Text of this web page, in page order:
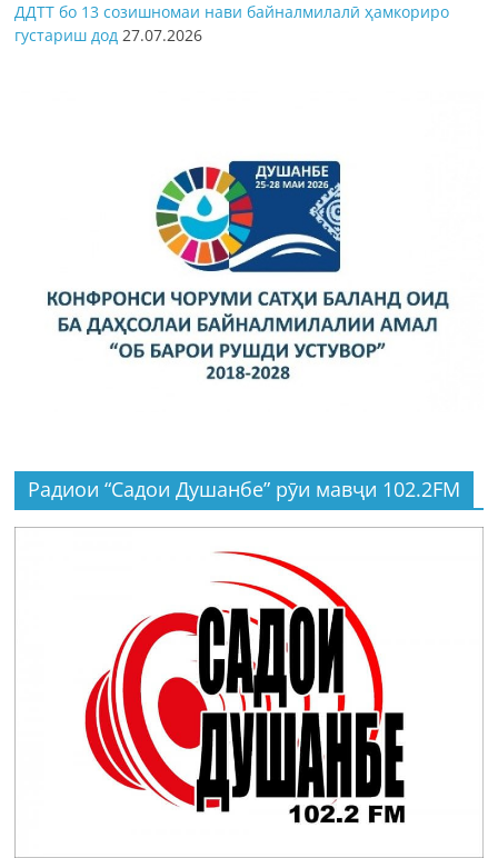
ДДТТ бо 13 созишномаи нави байналмилалӣ ҳамкориро
густариш дод 27.07.2026
Радиои “Садои Душанбе” рӯи мавҷи 102.2FM